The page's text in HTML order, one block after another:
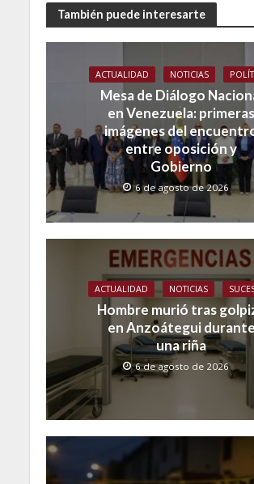
También puede interesarte
ACTUALIDAD NOTICIAS
Mesa de Diálogo
en Venezuela: primeras
imágenes del
entre oposición y
Gobierno
6 de agosto de 2026
ACTUALIDAD NOTICIAS
Hombre murió tras
en Anzoátegui durante
una riña
6 de agosto de 2026